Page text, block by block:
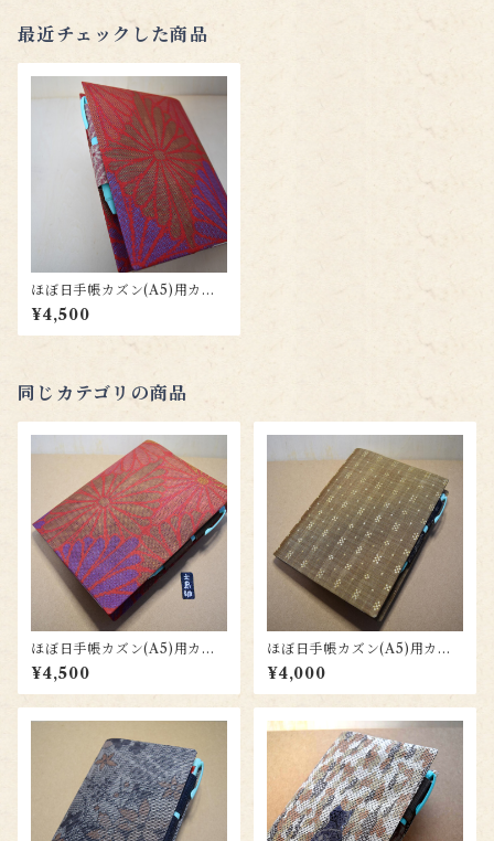
最近チェックした商品
ほぼ日手帳カズン(A5)用カバ
ー (大島紬)hc033z
¥4,500
同じカテゴリの商品
ほぼ日手帳カズン(A5)用カバ
ー(大島紬)tc002z
¥4,500
ほぼ日手帳カズン(A5)用カバ
ー tc001
¥4,000